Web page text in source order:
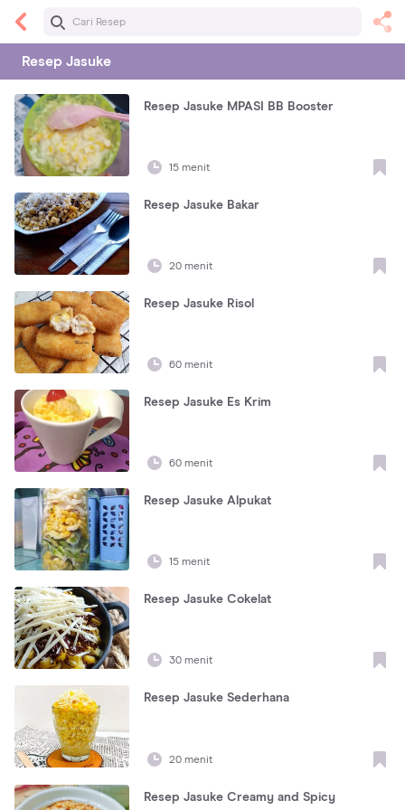
Resep Jasuke
Resep Jasuke MPASI BB Booster
15 menit
Resep Jasuke Bakar
20 menit
Resep Jasuke Risol
60 menit
Resep Jasuke Es Krim
60 menit
Resep Jasuke Alpukat
15 menit
Resep Jasuke Cokelat
30 menit
Resep Jasuke Sederhana
20 menit
Resep Jasuke Creamy and Spicy